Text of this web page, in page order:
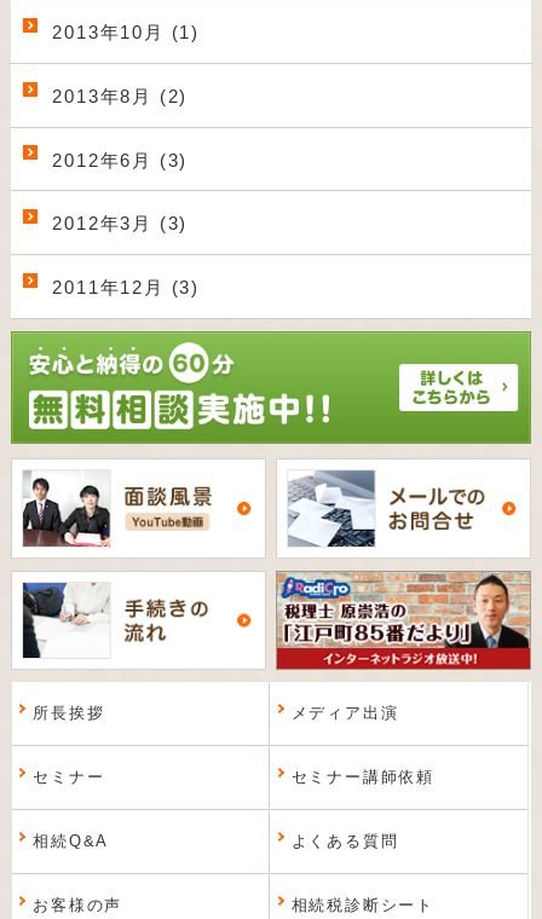
2013年10月 (1)
2013年8月 (2)
2012年6月 (3)
2012年3月 (3)
2011年12月 (3)
所長挨拶 メディア出演
セミナー セミナー講師依頼
相続Q&A よくある質問
お客様の声 相続税診断シート